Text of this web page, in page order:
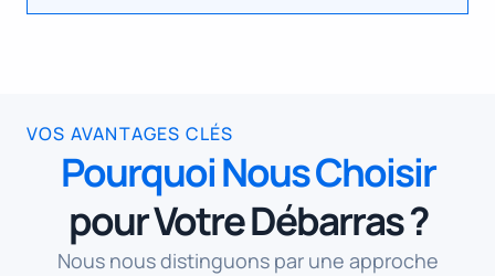
VOS AVANTAGES CLÉS
Pourquoi Nous Choisir
pour Votre Débarras ?
Nous nous distinguons par une approche